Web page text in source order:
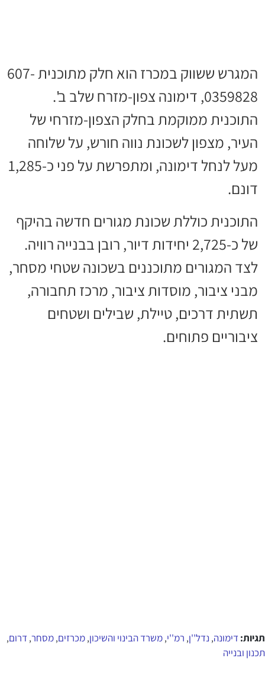
המגרש ששווק במכרז הוא חלק מתוכנית 607-
0359828, דימונה צפון-מזרח שלב ב'.
התוכנית ממוקמת בחלק הצפון-מזרחי של
העיר, מצפון לשכונת נווה חורש, על שלוחה
מעל לנחל דימונה, ומתפרשת על פני כ-1,285
דונם.
התוכנית כוללת שכונת מגורים חדשה בהיקף
של כ-2,725 יחידות דיור, רובן בבנייה רוויה.
לצד המגורים מתוכננים בשכונה שטחי מסחר,
מבני ציבור, מוסדות ציבור, מרכז תחבורה,
תשתית דרכים, טיילת, שבילים ושטחים
ציבוריים פתוחים.
תגיות: דימונה, נדל''ן, רמ''י,משרד הבינוי והשיכון,מכרזים,מסחר, דרום,
תכנון ובנייה